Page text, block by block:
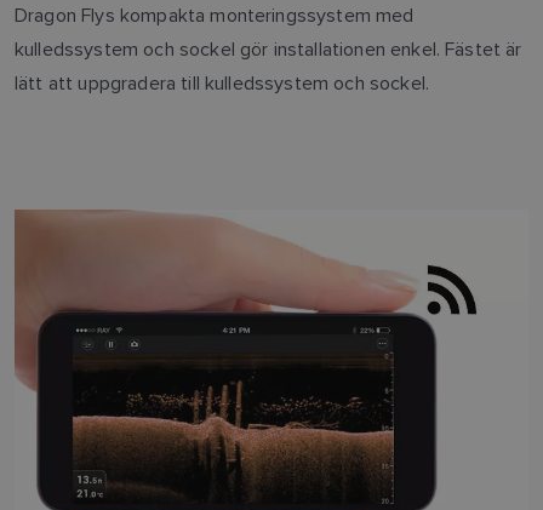
Dragon Flys kompakta monteringssystem med
kulledssystem och sockel gör installationen enkel. Fästet är
lätt att uppgradera till kulledssystem och sockel.